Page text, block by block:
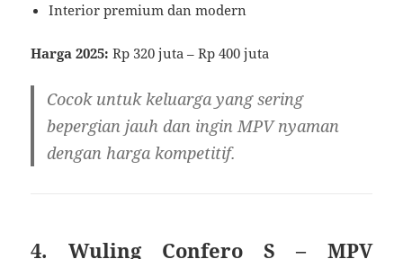
Interior premium dan modern
Harga 2025: Rp 320 juta – Rp 400 juta
Cocok untuk keluarga yang sering
bepergian jauh dan ingin MPV nyaman
dengan harga kompetitif.
4. Wuling Confero S – MPV